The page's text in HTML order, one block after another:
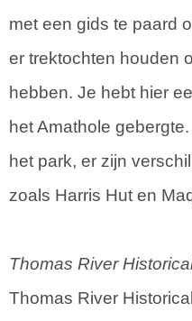
met een gids te paard
er trektochten houden
hebben. Je hebt hier
het Amathole
het park, er zijn
zoals Harris Hut en
Thomas River
Thomas River